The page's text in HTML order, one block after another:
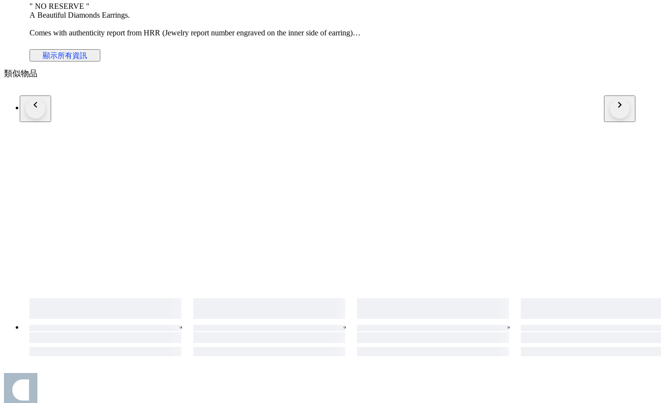
" NO RESERVE "
A Beautiful Diamonds Earrings.
Comes with authenticity report from HRR (Jewelry report number engraved on the inner side of earring)
Main Stone - Dimond,
Main Stone Weight - 1.06 Carat,
HRD Report No. - J260000036738
Diamond Shape and Cut - Round Brilliant Cut,
Diamond Color & Clarity - E/F - SI-P Diamonds
顯示所有資訊
類似物品